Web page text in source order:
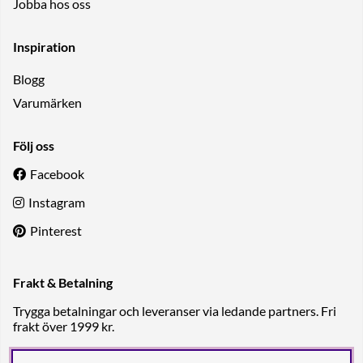
Jobba hos oss
Inspiration
Blogg
Varumärken
Följ oss
Facebook
Instagram
Pinterest
Frakt & Betalning
Trygga betalningar och leveranser via ledande partners. Fri
frakt över 1999 kr.